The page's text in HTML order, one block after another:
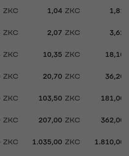
ZKC 1,04 ZKC 1,81
ZKC 2,07 ZKC 3,62
ZKC 10,35 ZKC 18,10
ZKC 20,70 ZKC 36,20
ZKC 103,50 ZKC 181,00
ZKC 207,00 ZKC 362,00
ZKC 1.035,00 ZKC 1.810,00